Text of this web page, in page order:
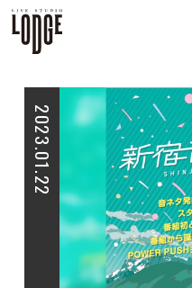
2023.01.22